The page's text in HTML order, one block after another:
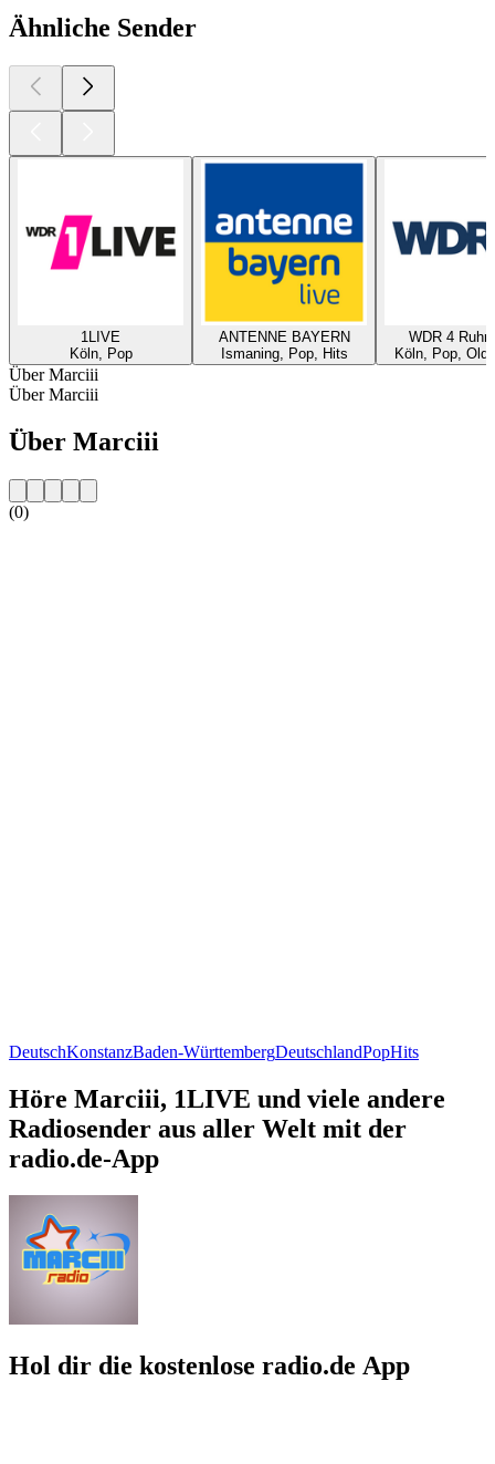
Ähnliche Sender
1LIVE
Köln, Pop
ANTENNE BAYERN
Ismaning, Pop, Hits
WDR 4
Köln, Pop,
Über Marciii
Über Marciii
Über Marciii
(0)
DeutschKonstanzBaden-WürttembergDeutschlandPopHits
Höre Marciii, 1LIVE und viele andere
Radiosender aus aller Welt mit der
radio.de-App
Hol dir die kostenlose radio.de App